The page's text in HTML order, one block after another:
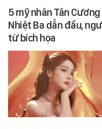
5 mỹ nhân Tân
Nhiệt Ba dẫn đầu,
từ bích họa